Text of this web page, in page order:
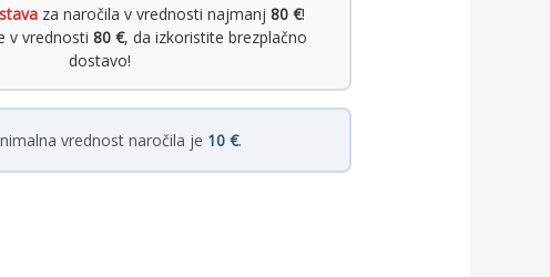
za naročila v vrednosti najmanj 80 €!
v vrednosti 80 €, da izkoristite brezplačno
dostavo!
vrednost naročila je 10 €.